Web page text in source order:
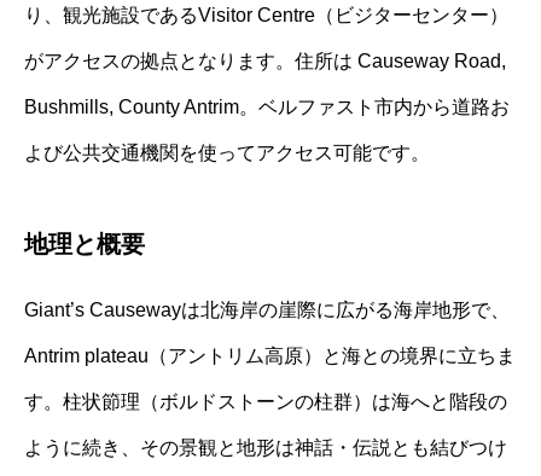
り、観光施設であるVisitor Centre（ビジターセンター）
がアクセスの拠点となります。住所は Causeway Road,
Bushmills, County Antrim。ベルファスト市内から道路お
よび公共交通機関を使ってアクセス可能です。
地理と概要
Giant’s Causewayは北海岸の崖際に広がる海岸地形で、
Antrim plateau（アントリム高原）と海との境界に立ちま
す。柱状節理（ボルドストーンの柱群）は海へと階段の
ように続き、その景観と地形は神話・伝説とも結びつけ